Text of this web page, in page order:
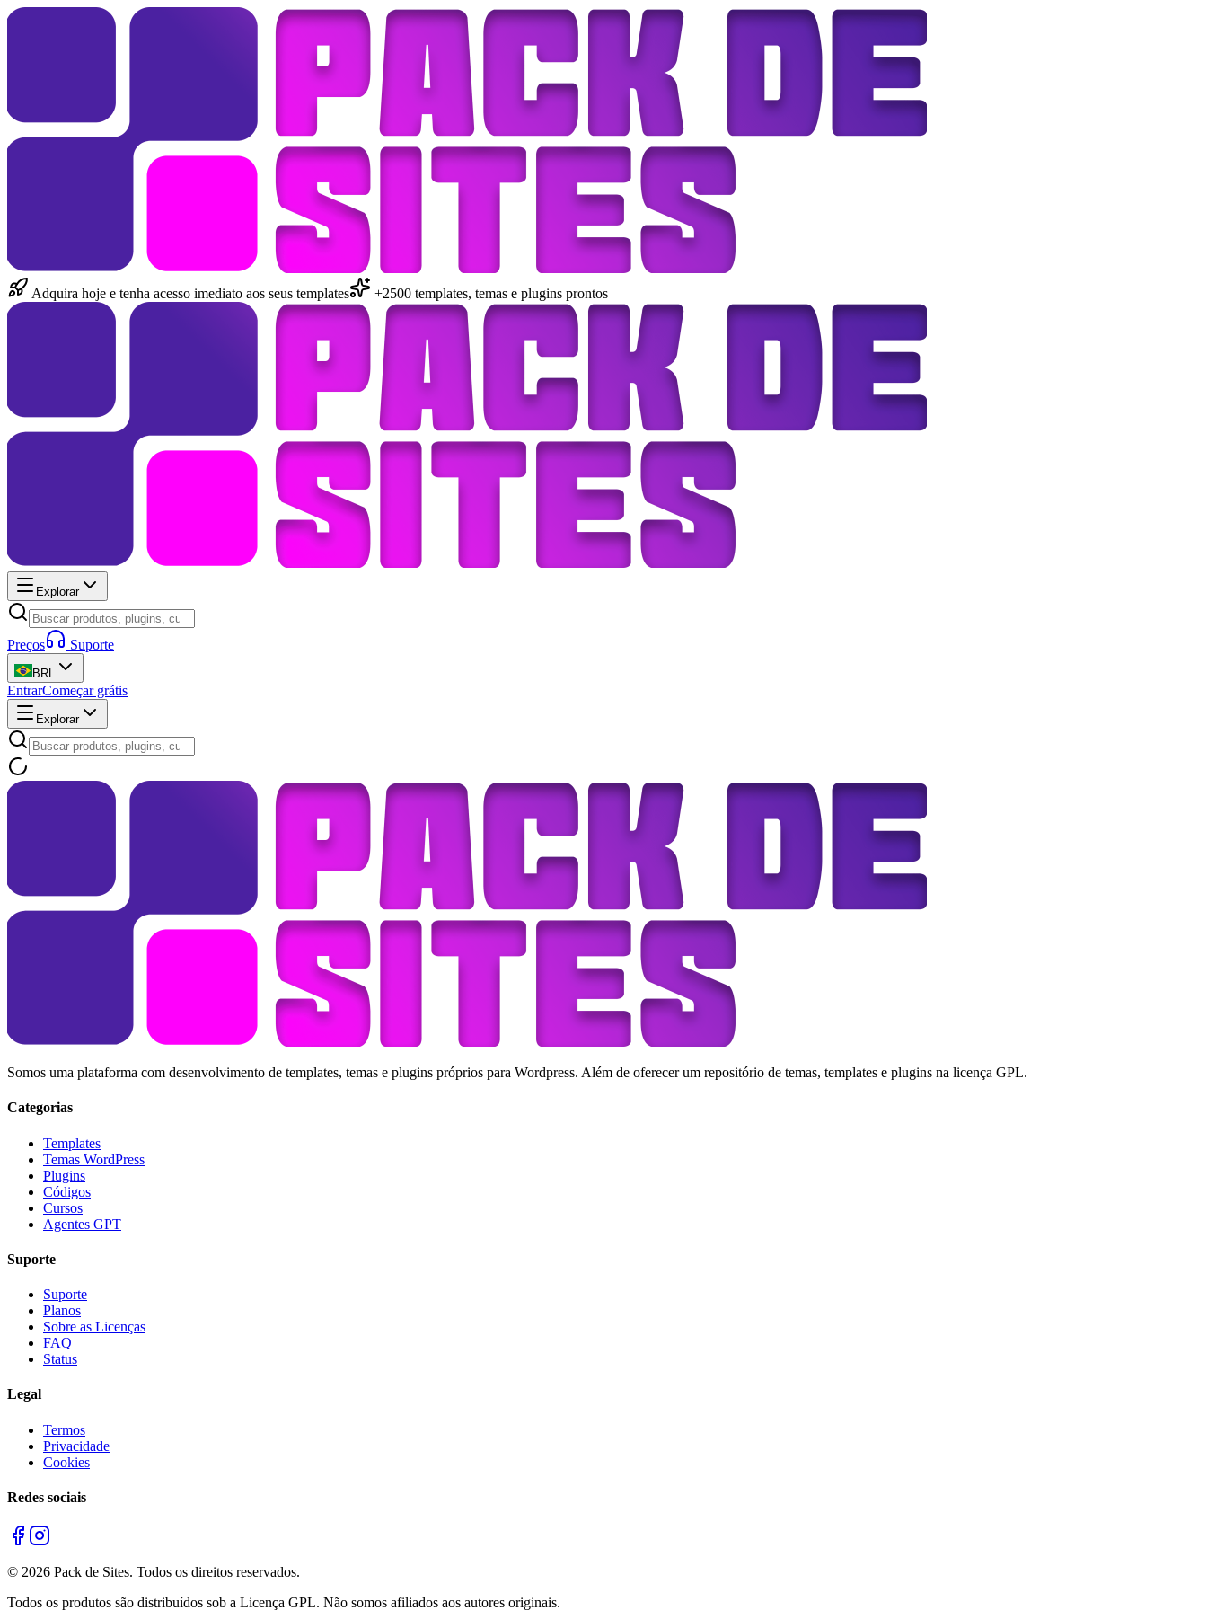
Adquira hoje e tenha acesso imediato aos seus templates +2500 templates, temas e plugins prontos
Explorar
Preços Suporte
BRL
EntrarComeçar grátis
Explorar
Somos uma plataforma com desenvolvimento de templates, temas e plugins próprios para Wordpress. Além de oferecer um repositório de temas, templates e plugins na licença GPL.
Categorias
Templates
Temas WordPress
Plugins
Códigos
Cursos
Agentes GPT
Suporte
Suporte
Planos
Sobre as Licenças
FAQ
Status
Legal
Termos
Privacidade
Cookies
Redes sociais
© 2026 Pack de Sites. Todos os direitos reservados.
Todos os produtos são distribuídos sob a Licença GPL. Não somos afiliados aos autores originais.